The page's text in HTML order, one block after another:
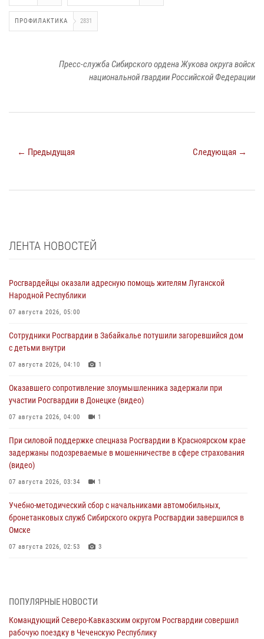
ПРОФИЛАКТИКА 2831
Пресс-служба Сибирского ордена Жукова округа войск
национальной гвардии Российской Федерации
← Предыдущая Следующая →
ЛЕНТА НОВОСТЕЙ
Росгвардейцы оказали адресную помощь жителям Луганской
Народной Республики
07 августа 2026, 05:00
Сотрудники Росгвардии в Забайкалье потушили загоревшийся дом
с детьми внутри
07 августа 2026, 04:10 1
Оказавшего сопротивление злоумышленника задержали при
участии Росгвардии в Донецке (видео)
07 августа 2026, 04:00 1
При силовой поддержке спецназа Росгвардии в Красноярском крае
задержаны подозреваемые в мошенничестве в сфере страхования
(видео)
07 августа 2026, 03:34 1
Учебно-методический сбор с начальниками автомобильных,
бронетанковых служб Сибирского округа Росгвардии завершился в
Омске
07 августа 2026, 02:53 3
В Нижнем Новгороде состоялось Всероссийское совещание-
ПОПУЛЯРНЫЕ НОВОСТИ
Командующий Северо-Кавказским округом Росгвардии совершил
рабочую поездку в Чеченскую Республику